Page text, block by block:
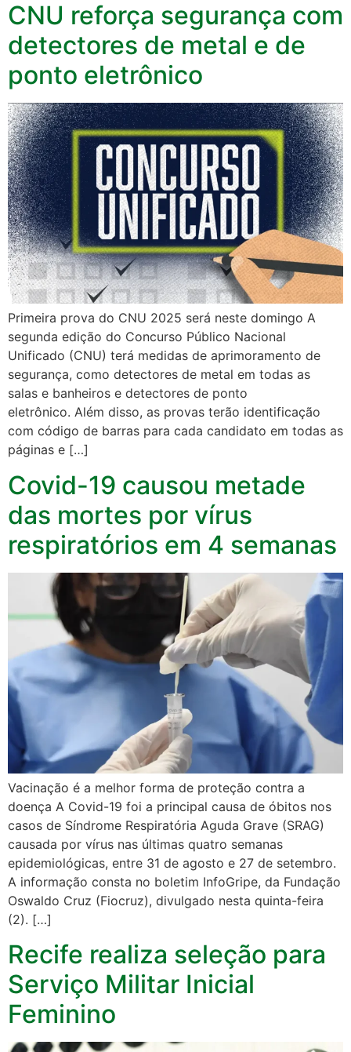
CNU reforça segurança com
detectores de metal e de
ponto eletrônico
Primeira prova do CNU 2025 será neste domingo A
segunda edição do Concurso Público Nacional
Unificado (CNU) terá medidas de aprimoramento de
segurança, como detectores de metal em todas as
salas e banheiros e detectores de ponto
eletrônico. Além disso, as provas terão identificação
com código de barras para cada candidato em todas as
páginas e […]
Covid-19 causou metade
das mortes por vírus
respiratórios em 4 semanas
Vacinação é a melhor forma de proteção contra a
doença A Covid-19 foi a principal causa de óbitos nos
casos de Síndrome Respiratória Aguda Grave (SRAG)
causada por vírus nas últimas quatro semanas
epidemiológicas, entre 31 de agosto e 27 de setembro.
A informação consta no boletim InfoGripe, da Fundação
Oswaldo Cruz (Fiocruz), divulgado nesta quinta-feira
(2). […]
Recife realiza seleção para
Serviço Militar Inicial
Feminino